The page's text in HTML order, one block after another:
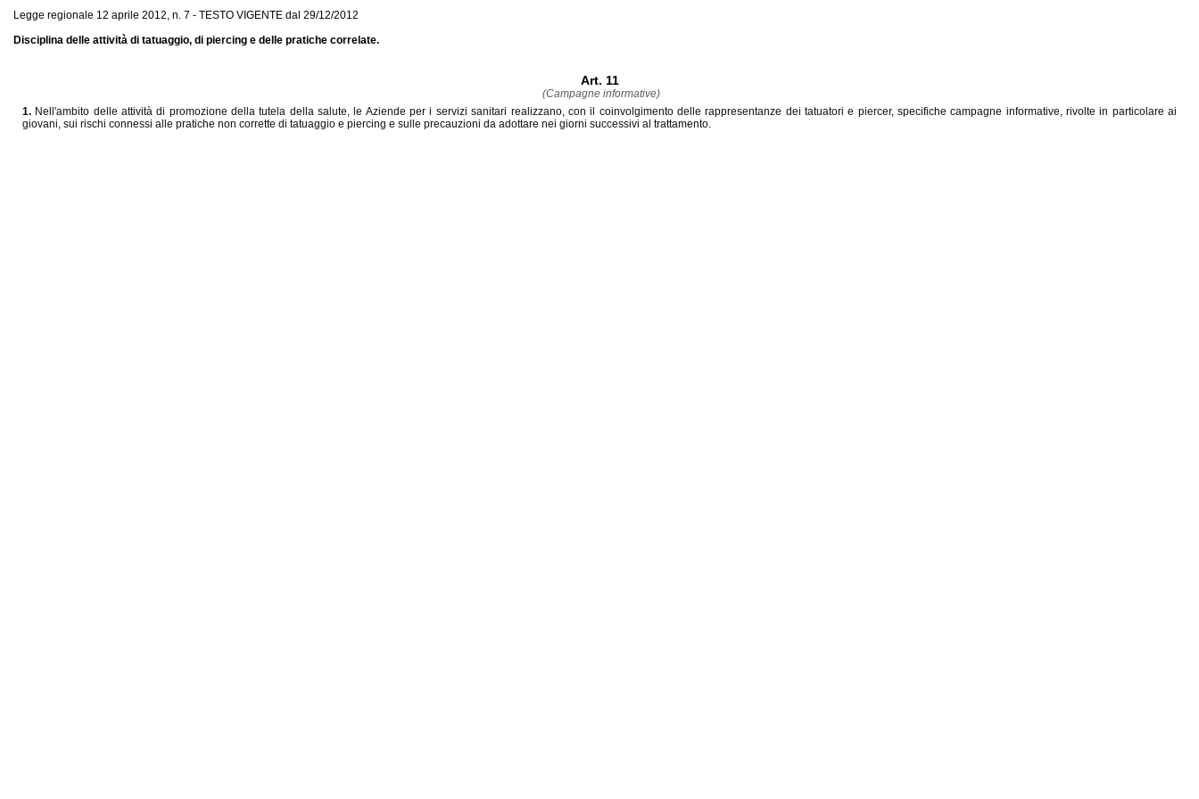
Legge regionale 12 aprile 2012, n. 7 - TESTO VIGENTE dal 29/12/2012
Disciplina delle attività di tatuaggio, di piercing e delle pratiche correlate.
Art. 11
(Campagne informative)
1. Nell'ambito delle attività di promozione della tutela della salute, le Aziende per i servizi sanitari realizzano, con il coinvolgimento delle rappresentanze dei tatuatori e piercer, specifiche campagne informative, rivolte in particolare ai
giovani, sui rischi connessi alle pratiche non corrette di tatuaggio e piercing e sulle precauzioni da adottare nei giorni successivi al trattamento.